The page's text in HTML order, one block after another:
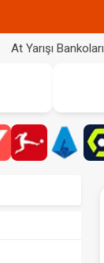
At Yarışı Bankoları